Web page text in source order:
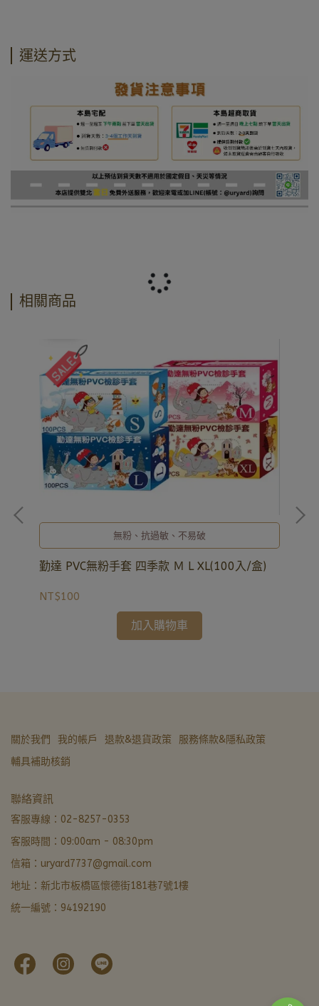
運送方式
相關商品
無粉、抗過敏、不易破
勤達 PVC無粉手套 四季款 Ｍ L XL(100入/盒)
NT$100
加入購物車
關於我們 我的帳戶 退款&退貨政策
服務條款&隱私政策
輔具補助核銷
聯絡資訊
客服專線：02-8257-0353
客服時間：09:00am - 08:30pm
信箱：uryard7737@gmail.com
地址：新北市板橋區懷德街181巷7號1樓
統一編號：94192190
最快回覆